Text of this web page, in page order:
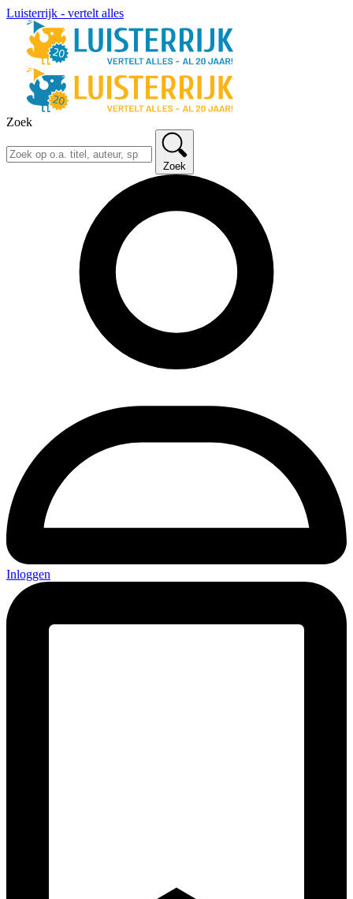
Luisterrijk - vertelt alles
Zoek
Zoek
Inloggen